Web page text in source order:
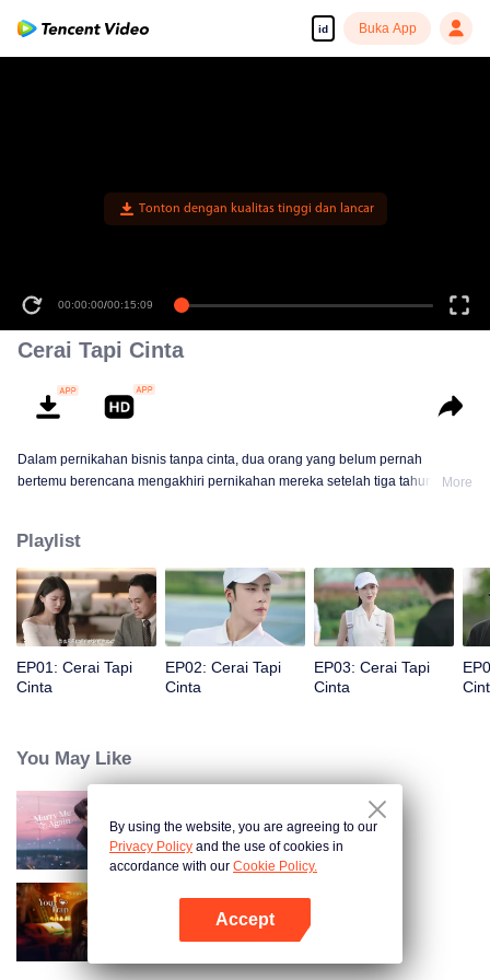
id Buka App
Tonton dengan kualitas tinggi dan lancar
00:00:00/00:15:09
Cerai Tapi Cinta
Dalam pernikahan bisnis tanpa cinta, dua orang yang belum pernah
bertemu berencana mengakhiri pernikahan mereka setelah tiga tahun.
selamanya.
More
Playlist
EP01: Cerai Tapi
Cinta
EP02: Cerai Tapi
Cinta
EP03: Cerai Tapi
Cinta
You May Like
Nikah Lagi Yuk!
Terjebak Kamu
By using the website, you are agreeing to our
Privacy Policy and the use of cookies in
accordance with our Cookie Policy.
Accept